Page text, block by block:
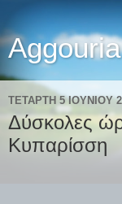
ΤΕΤΆΡΤΗ 5 ΙΟΥΝΊΟΥ
Δύσκολες
Κυπαρίσση